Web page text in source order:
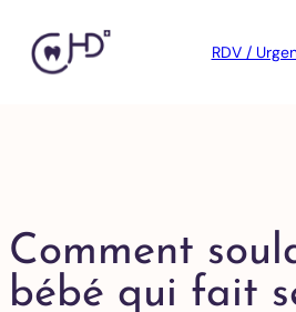
RDV /
Comment
bébé qui fait